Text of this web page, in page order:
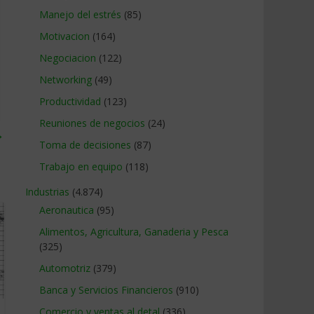
Manejo del estrés (85)
Motivacion (164)
Negociacion (122)
Networking (49)
Productividad (123)
Reuniones de negocios (24)
Toma de decisiones (87)
Trabajo en equipo (118)
Industrias (4.874)
Aeronautica (95)
Alimentos, Agricultura, Ganaderia y Pesca
(325)
Automotriz (379)
Banca y Servicios Financieros (910)